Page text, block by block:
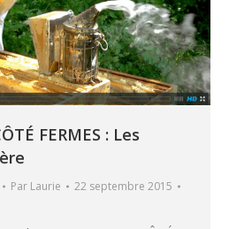
FERMES : Les
Par Laurie
22 septembre 2015